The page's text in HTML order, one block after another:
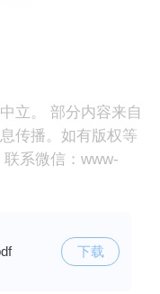
立。 部分内容来自
传播。如有版权等
系微信：www-
下载